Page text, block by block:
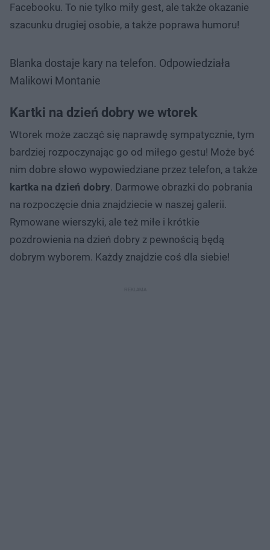
Facebooku. To nie tylko miły gest, ale także okazanie
szacunku drugiej osobie, a także poprawa humoru!
Blanka dostaje kary na telefon. Odpowiedziała
Malikowi Montanie
Kartki na dzień dobry we wtorek
Wtorek może zacząć się naprawdę sympatycznie, tym
bardziej rozpoczynając go od miłego gestu! Może być
nim dobre słowo wypowiedziane przez telefon, a także
kartka na dzień dobry. Darmowe obrazki do pobrania
na rozpoczęcie dnia znajdziecie w naszej galerii.
Rymowane wierszyki, ale też miłe i krótkie
pozdrowienia na dzień dobry z pewnością będą
dobrym wyborem. Każdy znajdzie coś dla siebie!